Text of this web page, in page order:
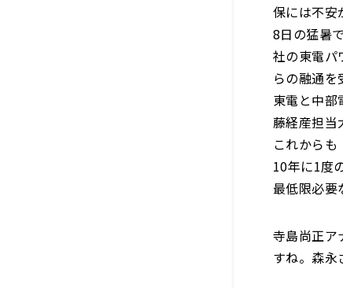
保には不安
8日の猛暑
社の東電パ
らの融通を
東電と中部
藤経産担当
これからも
10年に1度
最低限必要
寺島尚正ア
すね。森永